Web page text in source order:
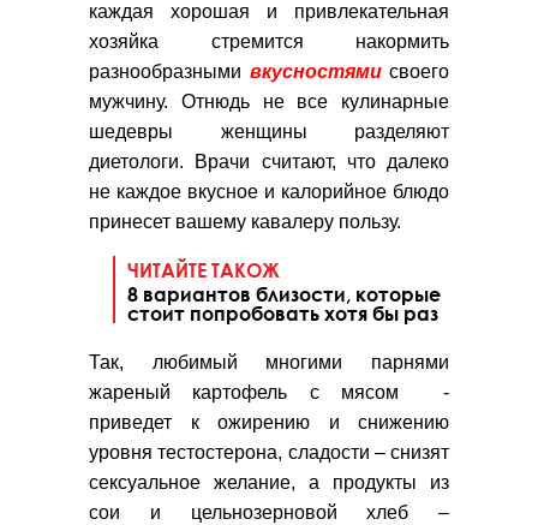
каждая хорошая и привлекательная
хозяйка стремится накормить
разнообразными вкусностями своего
мужчину. Отнюдь не все кулинарные
шедевры женщины разделяют
диетологи. Врачи считают, что далеко
не каждое вкусное и калорийное блюдо
принесет вашему кавалеру пользу.
ЧИТАЙТЕ ТАКОЖ
8 вариантов близости, которые
стоит попробовать хотя бы раз
Так, любимый многими парнями
жареный картофель с мясом -
приведет к ожирению и снижению
уровня тестостерона, сладости – снизят
сексуальное желание, а продукты из
сои и цельнозерновой хлеб –